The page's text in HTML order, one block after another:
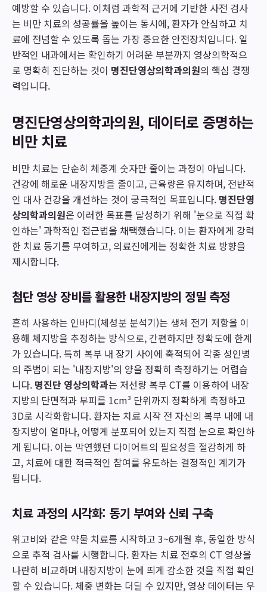
예방할 수 있습니다. 이처럼 과학적 근거에 기반한 사전 검사
는 비만 치료의 성공률을 높이는 동시에, 환자가 안심하고 치
료에 전념할 수 있도록 돕는 가장 중요한 안전장치입니다. 일
반적인 내과에서는 확인하기 어려운 부분까지 영상의학적으
로 명확히 진단하는 것이 명진단영상의학과의원의 핵심 경쟁
력입니다.
명진단영상의학과의원, 데이터로 증명하는
비만 치료
비만 치료는 단순히 체중계 숫자만 줄이는 과정이 아닙니다.
건강에 해로운 내장지방을 줄이고, 근육량은 유지하며, 전반적
인 대사 건강을 개선하는 것이 궁극적인 목표입니다. 명진단영
상의학과의원은 이러한 목표를 달성하기 위해 '눈으로 직접 확
인하는' 과학적인 접근법을 채택했습니다. 이는 환자에게 강력
한 치료 동기를 부여하고, 의료진에게는 정확한 치료 방향을
제시합니다.
첨단 영상 장비를 활용한 내장지방의 정밀 측정
흔히 사용하는 인바디(체성분 분석기)는 생체 전기 저항을 이
용해 체지방을 추정하는 방식으로, 간편하지만 정확도에 한계
가 있습니다. 특히 복부 내 장기 사이에 축적되어 각종 성인병
의 주범이 되는 '내장지방'의 양을 정확히 측정하기는 어렵습
니다. 명진단 영상의학과는 저선량 복부 CT를 이용하여 내장
지방의 단면적과 부피를 1cm³ 단위까지 정확하게 측정하고
3D로 시각화합니다. 환자는 치료 시작 전 자신의 복부 내에 내
장지방이 얼마나, 어떻게 분포되어 있는지 직접 눈으로 확인하
게 됩니다. 이는 막연했던 다이어트의 필요성을 절감하게 하
고, 치료에 대한 적극적인 참여를 유도하는 결정적인 계기가
됩니다.
치료 과정의 시각화: 동기 부여와 신뢰 구축
위고비와 같은 약물 치료를 시작하고 3~6개월 후, 동일한 방식
으로 추적 검사를 시행합니다. 환자는 치료 전후의 CT 영상을
나란히 비교하며 내장지방이 눈에 띄게 감소한 것을 직접 확인
할 수 있습니다. 체중 변화는 더딜 수 있지만, 영상 데이터는 우